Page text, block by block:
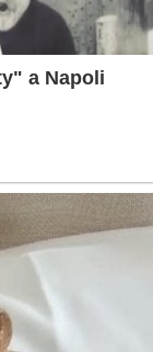
a Napoli